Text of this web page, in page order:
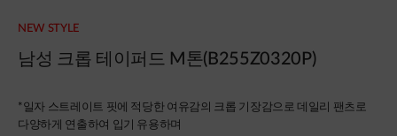
NEW STYLE
남성 크롭 테이퍼드 M톤(B255Z0320P)
* 일자 스트레이트 핏에 적당한 여유감의 크롭 기장감으로 데일리 팬츠로
다양하게 연출하여 입기 유용하며